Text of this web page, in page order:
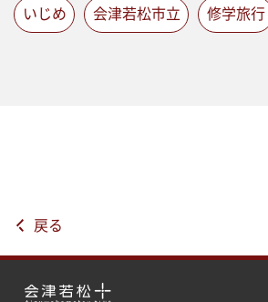
いじめ 会津若松市立 修学旅行
戻る